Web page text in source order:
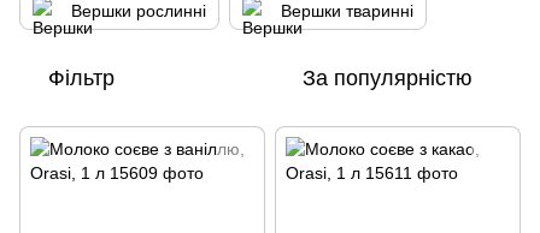
Вершки рослинні Вершки тваринні
Фільтр За популярністю